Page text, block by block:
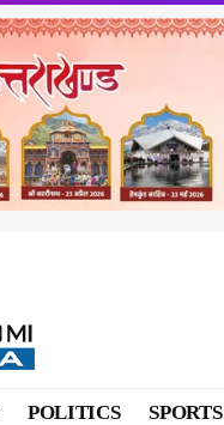
POLITICS SPORTS